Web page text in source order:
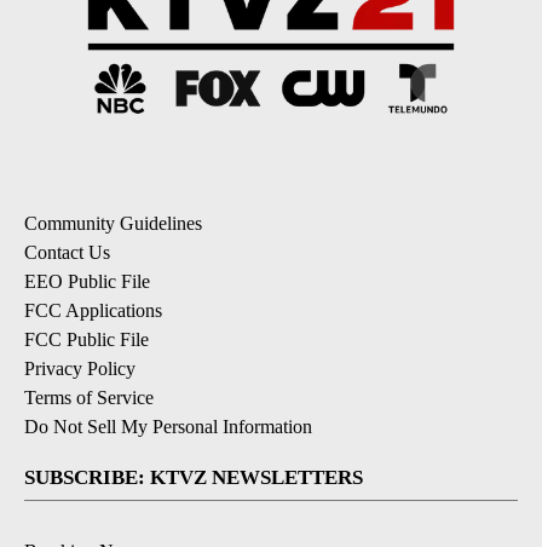
Community Guidelines
Contact Us
EEO Public File
FCC Applications
FCC Public File
Privacy Policy
Terms of Service
Do Not Sell My Personal Information
SUBSCRIBE: KTVZ NEWSLETTERS